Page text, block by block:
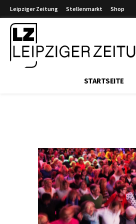
Leipziger Zeitung Stellenmarkt Shop
STARTSEITE